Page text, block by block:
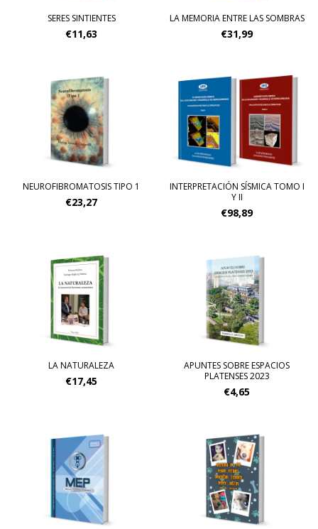
SERES SINTIENTES
€11,63
LA MEMORIA ENTRE LAS SOMBRAS
€31,99
NEUROFIBROMATOSIS TIPO 1
€23,27
INTERPRETACIÓN SÍSMICA TOMO I
Y II
€98,89
LA NATURALEZA
€17,45
APUNTES SOBRE ESPACIOS
PLATENSES 2023
€4,65